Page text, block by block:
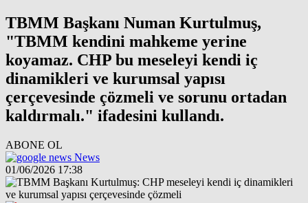
TBMM Başkanı Numan Kurtulmuş,
"TBMM kendini mahkeme yerine
koyamaz. CHP bu meseleyi kendi iç
dinamikleri ve kurumsal yapısı
çerçevesinde çözmeli ve sorunu ortadan
kaldırmalı." ifadesini kullandı.
ABONE OL
News
01/06/2026 17:38